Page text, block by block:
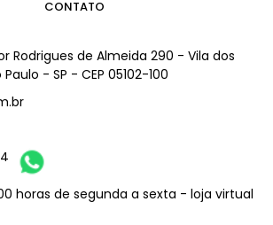
CONTATO
Rodrigues de Almeida 290 - Vila dos
- SP - CEP 05102-100
horas de segunda a sexta - loja virtual